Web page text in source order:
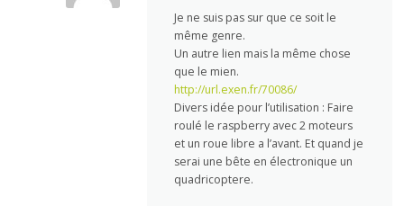
Je ne suis pas sur que ce soit le
même genre.
Un autre lien mais la même chose
que le mien.
http://url.exen.fr/70086/
Divers idée pour l’utilisation : Faire
roulé le raspberry avec 2 moteurs
et un roue libre a l’avant. Et quand je
serai une bête en électronique un
quadricoptere.